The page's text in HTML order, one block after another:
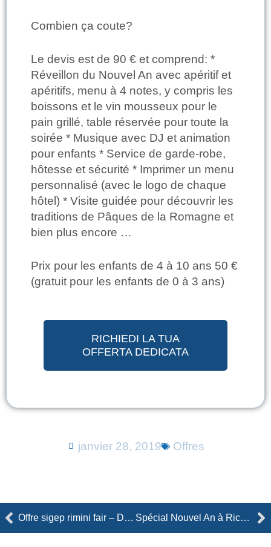
Combien ça coute?
Le devis est de 90 € et comprend: *
Réveillon du Nouvel An avec apéritif et
apéritifs, menu à 4 notes, y compris les
boissons et le vin mousseux pour le
pain grillé, table réservée pour toute la
soirée * Musique avec DJ et animation
pour enfants * Service de garde-robe,
hôtesse et sécurité * Imprimer un menu
personnalisé (avec le logo de chaque
hôtel) * Visite guidée pour découvrir les
traditions de Pâques de la Romagne et
bien plus encore …
Prix pour les enfants de 4 à 10 ans 50 €
(gratuit pour les enfants de 0 à 3 ans)
RICHIEDI LA TUA
OFFERTA DEDICATA
janvier 28, 2019 Offres
Précédent Offre sigep rimini fair – Du 19 au 23 janvier 2019 Spécial Nouvel An à Riccione